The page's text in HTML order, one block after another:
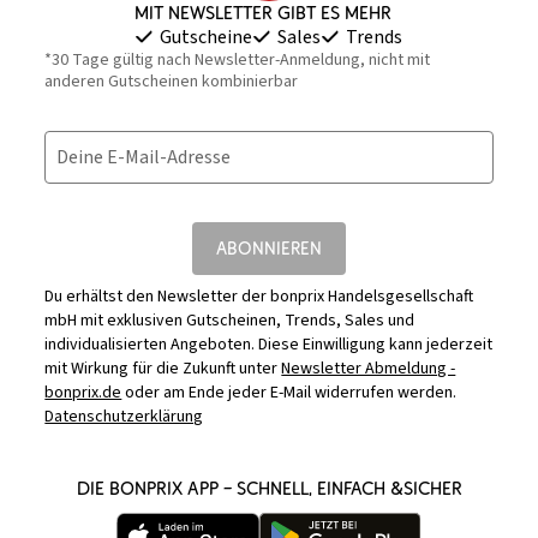
Mit Newsletter gibt es mehr
Gutscheine Sales Trends
*30 Tage gültig nach Newsletter-Anmeldung, nicht mit
anderen Gutscheinen kombinierbar
Deine E-Mail-Adresse
ABONNIEREN
Du erhältst den Newsletter der bonprix Handelsgesellschaft
mbH mit exklusiven Gutscheinen, Trends, Sales und
individualisierten Angeboten. Diese Einwilligung kann jederzeit
mit Wirkung für die Zukunft unterNewsletter Abmeldung -
bonprix.deoder am Ende jeder E-Mail widerrufen werden.
Datenschutzerklärung
DIE BONPRIX APP – SCHNELL, EINFACH &SICHER